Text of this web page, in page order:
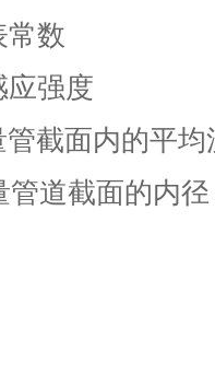
常数
强度
截面内的平均
道截面的内径